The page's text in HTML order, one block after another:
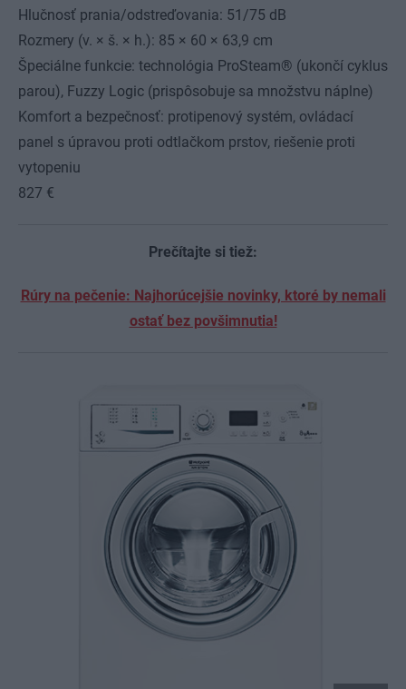
Hlučnosť prania/odstreďovania: 51/75 dB
Rozmery (v. × š. × h.): 85 × 60 × 63,9 cm
Špeciálne funkcie: technológia ProSteam® (ukončí cyklus
parou), Fuzzy Logic (prispôsobuje sa množstvu náplne)
Komfort a bezpečnosť: protipenový systém, ovládací
panel s úpravou proti odtlačkom prstov, riešenie proti
vytopeniu
827 €
Prečítajte si tiež:
Rúry na pečenie: Najhorúcejšie novinky, ktoré by nemali
ostať bez povšimnutia!